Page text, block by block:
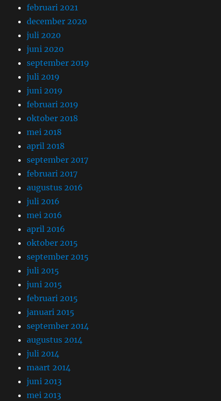
februari 2021
december 2020
juli 2020
juni 2020
september 2019
juli 2019
juni 2019
februari 2019
oktober 2018
mei 2018
april 2018
september 2017
februari 2017
augustus 2016
juli 2016
mei 2016
april 2016
oktober 2015
september 2015
juli 2015
juni 2015
februari 2015
januari 2015
september 2014
augustus 2014
juli 2014
maart 2014
juni 2013
mei 2013